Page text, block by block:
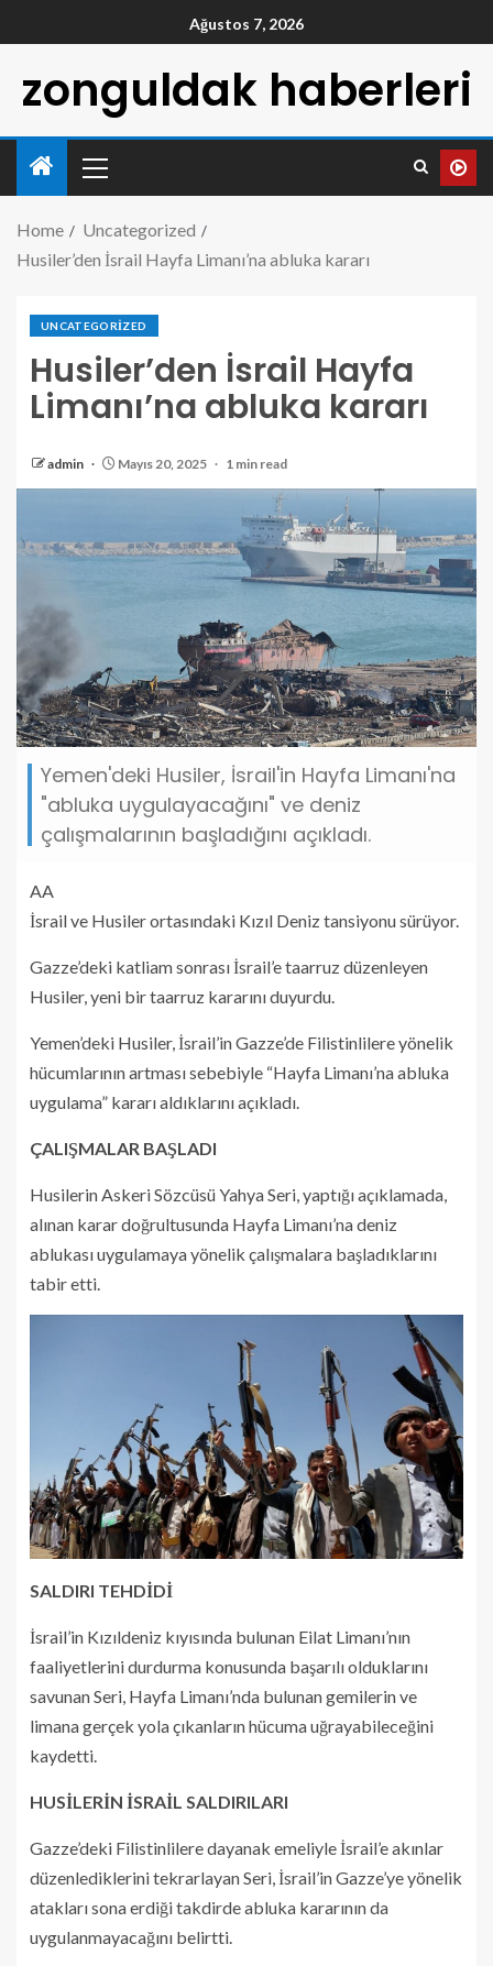
Ağustos 7, 2026
zonguldak haberleri
Home
Uncategorized
Husiler’den İsrail Hayfa Limanı’na abluka kararı
UNCATEGORIZED
Husiler’den İsrail Hayfa
Limanı’na abluka kararı
admin Mayıs 20, 2025 1 min read
Yemen'deki Husiler, İsrail'in Hayfa Limanı'na
"abluka uygulayacağını" ve deniz
çalışmalarının başladığını açıkladı.
AA
İsrail ve Husiler ortasındaki Kızıl Deniz tansiyonu sürüyor.
Gazze’deki katliam sonrası İsrail’e taarruz düzenleyen
Husiler, yeni bir taarruz kararını duyurdu.
Yemen’deki Husiler, İsrail’in Gazze’de Filistinlilere yönelik
hücumlarının artması sebebiyle “Hayfa Limanı’na abluka
uygulama” kararı aldıklarını açıkladı.
ÇALIŞMALAR BAŞLADI
Husilerin Askeri Sözcüsü Yahya Seri, yaptığı açıklamada,
alınan karar doğrultusunda Hayfa Limanı’na deniz
ablukası uygulamaya yönelik çalışmalara başladıklarını
tabir etti.
SALDIRI TEHDİDİ
İsrail’in Kızıldeniz kıyısında bulunan Eilat Limanı’nın
faaliyetlerini durdurma konusunda başarılı olduklarını
savunan Seri, Hayfa Limanı’nda bulunan gemilerin ve
limana gerçek yola çıkanların hücuma uğrayabileceğini
kaydetti.
HUSİLERİN İSRAİL SALDIRILARI
Gazze’deki Filistinlilere dayanak emeliyle İsrail’e akınlar
düzenlediklerini tekrarlayan Seri, İsrail’in Gazze’ye yönelik
atakları sona erdiği takdirde abluka kararının da
uygulanmayacağını belirtti.